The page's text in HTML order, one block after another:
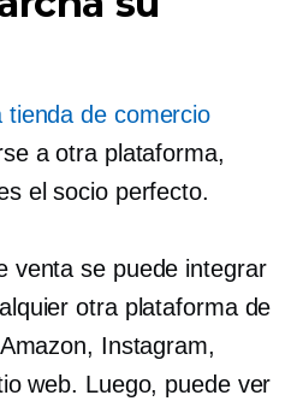
tienda de comercio
a otra plataforma,
el socio perfecto.
venta se puede integrar
otra plataforma de
Instagram,
web. Luego, puede ver